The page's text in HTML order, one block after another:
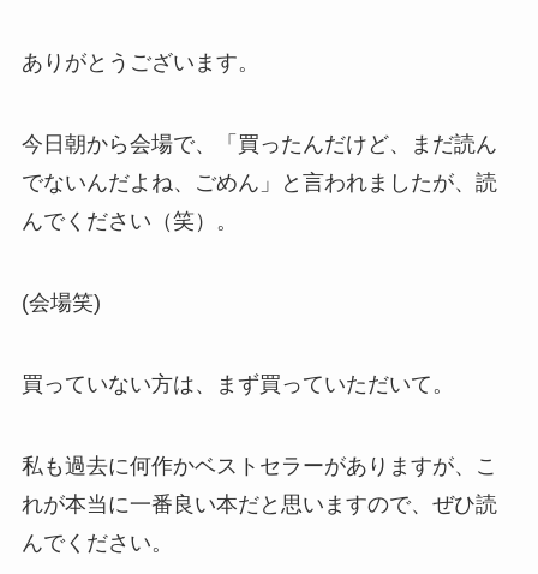
ありがとうございます。
今日朝から会場で、「買ったんだけど、まだ読ん
でないんだよね、ごめん」と言われましたが、読
んでください（笑）。
(会場笑)
買っていない方は、まず買っていただいて。
私も過去に何作かベストセラーがありますが、こ
れが本当に一番良い本だと思いますので、ぜひ読
んでください。